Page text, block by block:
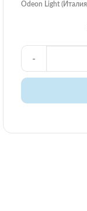
Odeon Light
-